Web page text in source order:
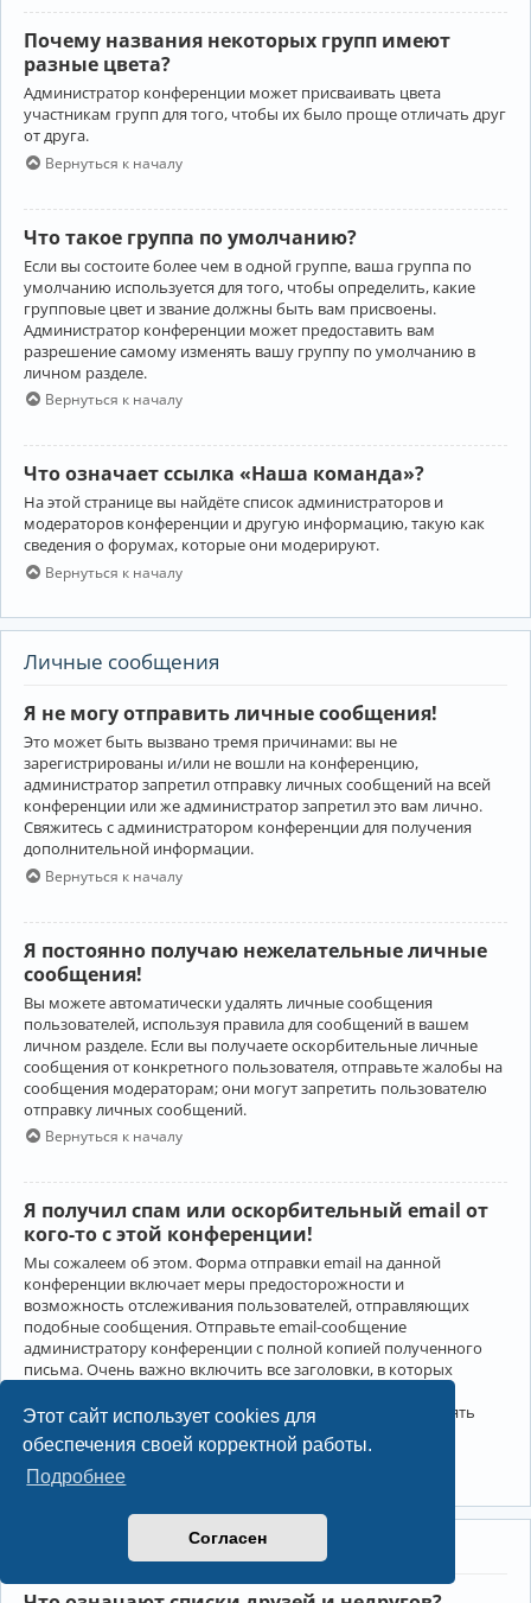
Этот сайт использует cookies для
обеспечения своей корректной работы.
Подробнее
Согласен
Почему названия некоторых групп имеют
разные цвета?
Администратор конференции может присваивать цвета
участникам групп для того, чтобы их было проще отличать друг
от друга.
Вернуться к началу
Что такое группа по умолчанию?
Если вы состоите более чем в одной группе, ваша группа по
умолчанию используется для того, чтобы определить, какие
групповые цвет и звание должны быть вам присвоены.
Администратор конференции может предоставить вам
разрешение самому изменять вашу группу по умолчанию в
личном разделе.
Вернуться к началу
Что означает ссылка «Наша команда»?
На этой странице вы найдёте список администраторов и
модераторов конференции и другую информацию, такую как
сведения о форумах, которые они модерируют.
Вернуться к началу
Личные сообщения
Я не могу отправить личные сообщения!
Это может быть вызвано тремя причинами: вы не
зарегистрированы и/или не вошли на конференцию,
администратор запретил отправку личных сообщений на всей
конференции или же администратор запретил это вам лично.
Свяжитесь с администратором конференции для получения
дополнительной информации.
Вернуться к началу
Я постоянно получаю нежелательные личные
сообщения!
Вы можете автоматически удалять личные сообщения
пользователей, используя правила для сообщений в вашем
личном разделе. Если вы получаете оскорбительные личные
сообщения от конкретного пользователя, отправьте жалобы на
сообщения модераторам; они могут запретить пользователю
отправку личных сообщений.
Вернуться к началу
Я получил спам или оскорбительный email от
кого-то с этой конференции!
Мы сожалеем об этом. Форма отправки email на данной
конференции включает меры предосторожности и
возможность отслеживания пользователей, отправляющих
подобные сообщения. Отправьте email-сообщение
администратору конференции с полной копией полученного
письма. Очень важно включить все заголовки, в которых
Администратор конференции сможет в этом случае принять
меры.
Друзья и недруги